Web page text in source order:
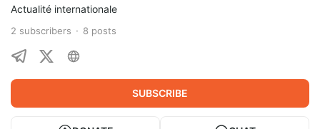
Actualité internationale
2 subscribers 8 posts
SUBSCRIBE